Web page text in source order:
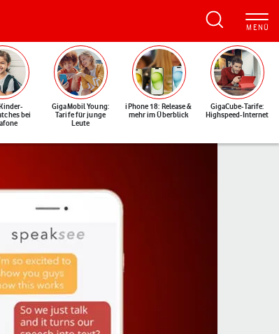
bei
GigaMobil Young:
Tarife für junge
Leute
iPhone 18: Release &
mehr im Überblick
GigaCube-Tarife:
Highspeed-Internet